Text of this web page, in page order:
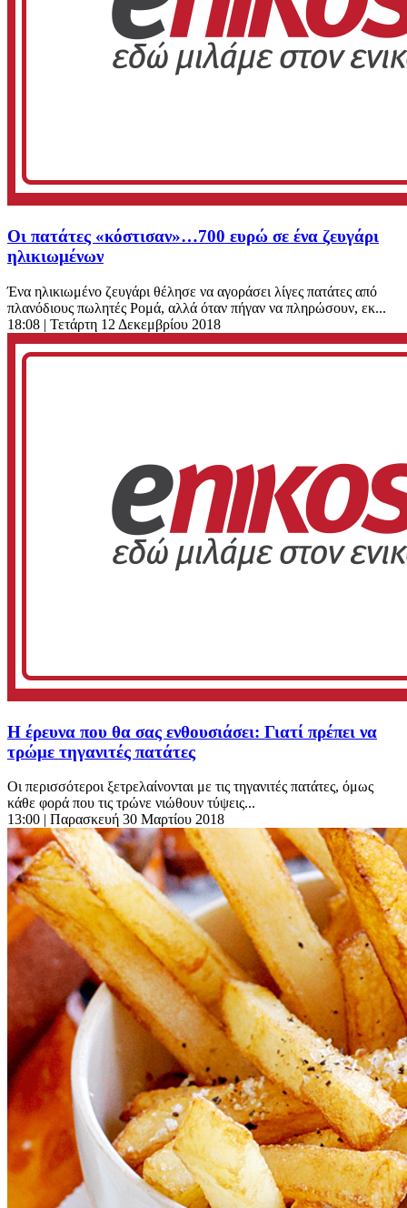
Οι πατάτες «κόστισαν»…700 ευρώ σε ένα ζευγάρι
ηλικιωμένων
Ένα ηλικιωμένο ζευγάρι θέλησε να αγοράσει λίγες πατάτες από
πλανόδιους πωλητές Ρομά, αλλά όταν πήγαν να πληρώσουν, εκ...
18:08 | Τετάρτη 12 Δεκεμβρίου 2018
Η έρευνα που θα σας ενθουσιάσει: Γιατί πρέπει να
τρώμε τηγανιτές πατάτες
Οι περισσότεροι ξετρελαίνονται με τις τηγανιτές πατάτες, όμως
κάθε φορά που τις τρώνε νιώθουν τύψεις...
13:00 | Παρασκευή 30 Μαρτίου 2018